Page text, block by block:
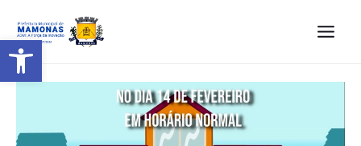
Barra de Ferramentas Aberta